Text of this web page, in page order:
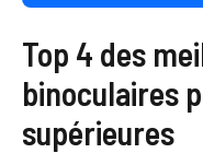
Top 4 des
binoculaires
supérieures